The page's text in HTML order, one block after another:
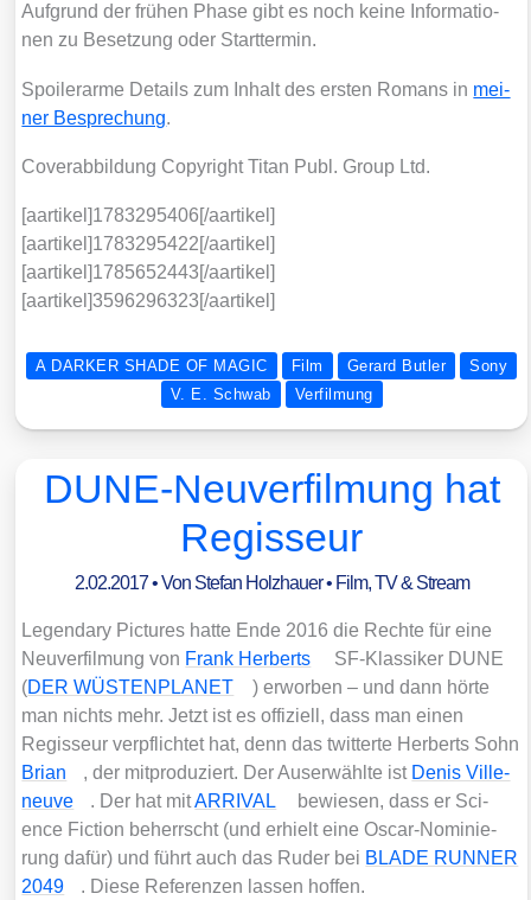
Auf­grund der frü­hen Pha­se gibt es noch kei­ne Infor­ma­tio­
nen zu Beset­zung oder Start­ter­min.
Spoi­ler­ar­me Details zum Inhalt des ers­ten Romans in mei­
ner Bespre­chung.
Cover­ab­bil­dung Copy­right Titan Publ. Group Ltd.
[aartikel]1783295406[/aartikel]
[aartikel]1783295422[/aartikel]
[aartikel]1785652443[/aartikel]
[aartikel]3596296323[/aartikel]
A DARKER SHADE OF MAGIC Film Gerard Butler
Sony
V. E. Schwab
Verfilmung
DUNE-Neuverfilmung hat
Regisseur
2.02.2017• Von Stefan Holzhauer• Film, TV & Stream
Legen­da­ry Pic­tures hat­te Ende 2016 die Rech­te für eine
Neu­ver­fil­mung von Frank Her­berts
SF-Klas­si­ker DUNE
(DER WÜSTENPLANET
) erwor­ben – und dann hör­te
man nichts mehr. Jetzt ist es offi­zi­ell, dass man einen
Regis­seur ver­pflich­tet hat, denn das twit­ter­te Her­berts Sohn
Bri­an
, der mit­pro­du­ziert. Der Aus­er­wähl­te ist Denis Ville­
neuve
. Der hat mitARRIVAL
bewie­sen, dass er Sci­
ence Fic­tion beherrscht (und erhielt eine Oscar-Nomi­nie­
rung dafür) und führt auch das Ruder bei BLADE RUNNER
2049
. Die­se Refe­ren­zen las­sen hof­fen.